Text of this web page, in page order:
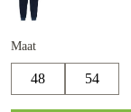
Maat
48 54